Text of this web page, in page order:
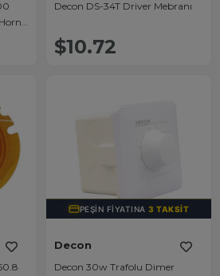
Decon DS-34T Driver Mebranı
$10.72
PEŞIN FIYATINA3 TAKSIT
Decon
Decon 30w Trafolu Dimer